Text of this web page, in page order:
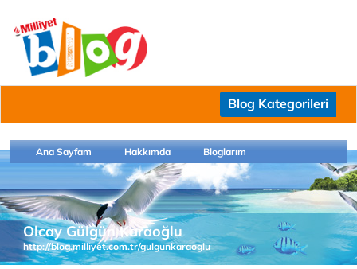
Blog Kategorileri
Ana Sayfam Hakkımda Bloglarım
Olcay Gülgün Karaoğlu
http://blog.milliyet.com.tr/gulgunkaraoglu